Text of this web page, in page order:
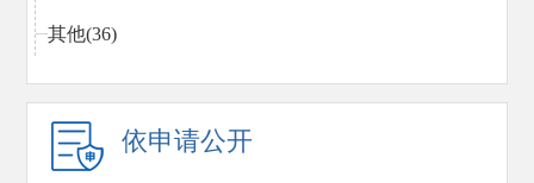
其他(36)
依申请公开